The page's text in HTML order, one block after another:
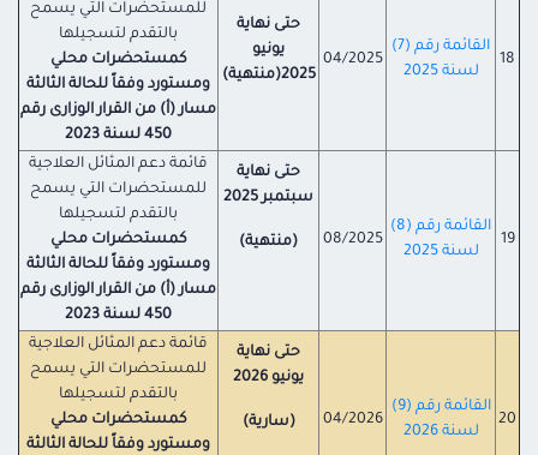
18
القائمة رقم (7)
لسنة 2025
04/2025
حتى نهاية
يونيو
2025(منتهية)
للمستحضرات التي يسمح
بالتقدم لتسجيلها
كمستحضرات محلي
ومستورد وفقاً للحالة الثالثة
مسار (أ) من القرار الوزارى رقم
450 لسنة 2023
19
القائمة رقم (8)
لسنة 2025
08/2025
حتى نهاية
سبتمبر 2025
(منتهية)
قائمة دعم المثائل العلاجية
للمستحضرات التي يسمح
بالتقدم لتسجيلها
كمستحضرات محلي
ومستورد وفقاً للحالة الثالثة
مسار (أ) من القرار الوزارى رقم
450 لسنة 2023
20
القائمة رقم (9)
لسنة 2026
04/2026
حتى نهاية
يونيو 2026
(سارية)
قائمة دعم المثائل العلاجية
للمستحضرات التي يسمح
بالتقدم لتسجيلها
كمستحضرات محلي
ومستورد وفقاً للحالة الثالثة